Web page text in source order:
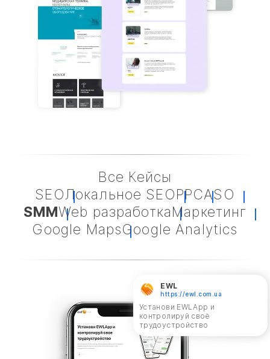
Все Кейсы
SEOЛокальное SEOPPCASO
SMMWeb разработкаМаркетинг
Google MapsGoogle Analytics
EWL
https://ewl.com.ua
Установи EWLApp и
контролируй своё
трудоустройство